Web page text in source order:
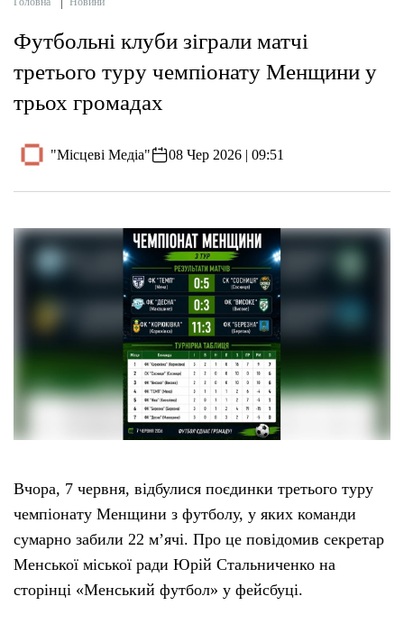
Футбольні клуби зіграли матчі
третього туру чемпіонату Менщини у
трьох громадах
"Місцеві Медіа" 08 Чер 2026 | 09:51
Вчора, 7 червня, відбулися поєдинки третього туру
чемпіонату Менщини з футболу, у яких команди
сумарно забили 22 м’ячі. Про це повідомив секретар
Менської міської ради Юрій Стальниченко на
сторінці «Менський футбол» у фейсбуці.